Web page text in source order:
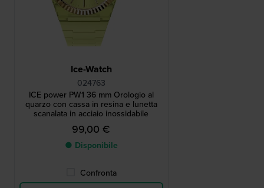
Ice-Watch
024763
ICE power PW1 36 mm Orologio al
quarzo con cassa in resina e lunetta
scanalata in acciaio inossidabile
99,00 €
● Disponibile
Confronta